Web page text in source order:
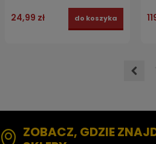
24,99 zł do koszyka
ZOBACZ, GDZIE